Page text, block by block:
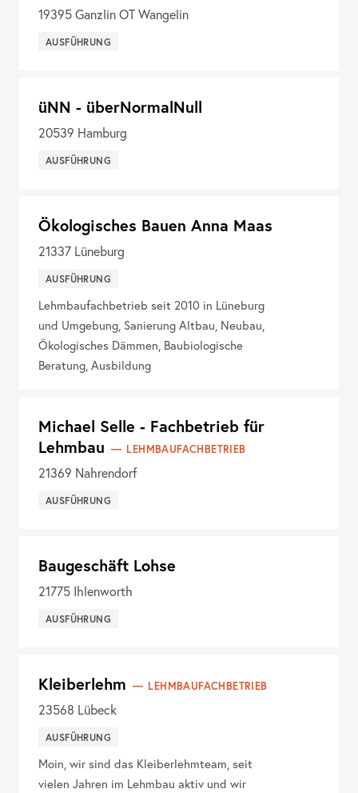
19395Ganzlin OT Wangelin
AUSFÜHRUNG
üNN - überNormalNull
20539 Hamburg
AUSFÜHRUNG
Ökologisches Bauen Anna Maas
21337 Lüneburg
AUSFÜHRUNG
Lehmbaufachbetrieb seit 2010 in Lüneburg
und Umgebung, Sanierung Altbau, Neubau,
Ökologisches Dämmen, Baubiologische
Beratung, Ausbildung
Michael Selle - Fachbetrieb für
Lehmbau
LEHMBAUFACHBETRIEB
21369 Nahrendorf
AUSFÜHRUNG
Baugeschäft Lohse
21775 Ihlenworth
AUSFÜHRUNG
Kleiberlehm LEHMBAUFACHBETRIEB
23568 Lübeck
AUSFÜHRUNG
Moin, wir sind das Kleiberlehmteam, seit
vielen Jahren im Lehmbau aktiv und wir